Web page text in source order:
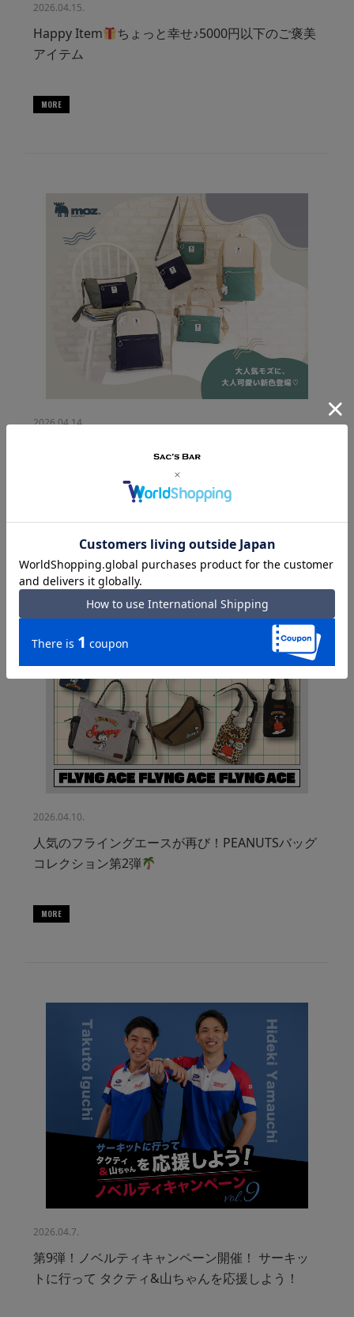
2026.04.15.
Happy Item
ちょっと幸せ♪5000円以下のご褒美
アイテム
MORE
2026.04.14.
2026.04.10.
人気のフライングエースが再び！PEANUTSバッグ
コレクション第2弾
MORE
2026.04.7.
第9弾！ノベルティキャンペーン開催！ サーキッ
トに行って タクティ&山ちゃんを応援しよう！